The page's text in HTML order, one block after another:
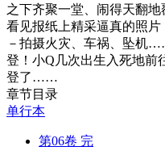
之下齐聚一堂、闹得天翻
看见报纸上精采逼真的照
－拍摄火灾、车祸、坠机
登！小Q几次出生入死地前
登了……
章节目录
单行本
第06卷 完